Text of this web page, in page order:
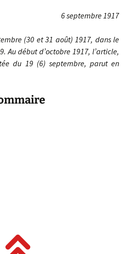
6 septembre 1917
(30 et 31 août) 1917, dans le
Au début d’octobre 1917, l’article,
du 19 (6) septembre, parut en